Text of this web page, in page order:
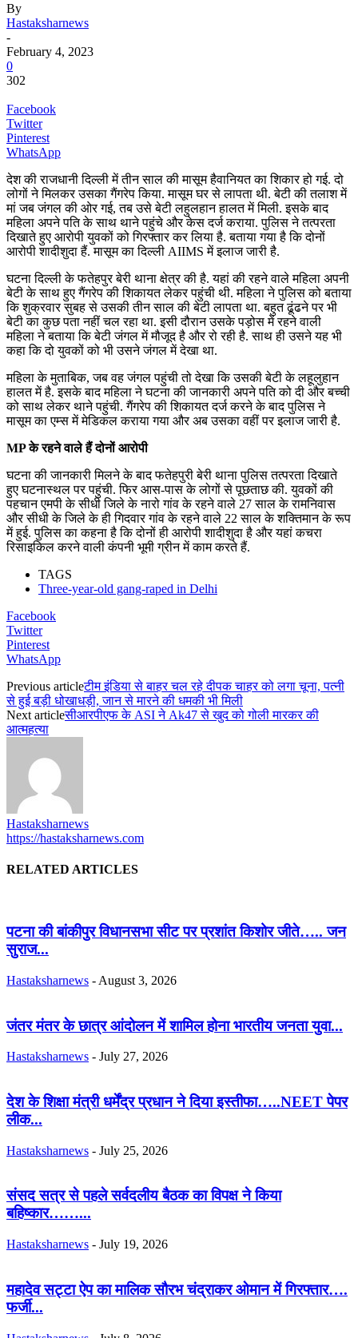
By
Hastaksharnews
-
February 4, 2023
0
302
Facebook
Twitter
Pinterest
WhatsApp
देश की राजधानी दिल्ली में तीन साल की मासूम हैवानियत का शिकार हो गई. दो
लोगों ने मिलकर उसका गैंगरेप किया. मासूम घर से लापता थी. बेटी की तलाश में
मां जब जंगल की ओर गई, तब उसे बेटी लहुलहान हालत में मिली. इसके बाद
महिला अपने पति के साथ थाने पहुंचे और केस दर्ज कराया. पुलिस ने तत्परता
दिखाते हुए आरोपी युवकों को गिरफ्तार कर लिया है. बताया गया है कि दोनों
आरोपी शादीशुदा हैं. मासूम का दिल्ली AIIMS में इलाज जारी है.
घटना दिल्ली के फतेहपुर बेरी थाना क्षेत्र की है. यहां की रहने वाले महिला अपनी
बेटी के साथ हुए गैंगरेप की शिकायत लेकर पहुंची थी. महिला ने पुलिस को बताया
कि शुक्रवार सुबह से उसकी तीन साल की बेटी लापता था. बहुत ढूंढने पर भी
बेटी का कुछ पता नहीं चल रहा था. इसी दौरान उसके पड़ोस में रहने वाली
महिला ने बताया कि बेटी जंगल में मौजूद है और रो रही है. साथ ही उसने यह भी
कहा कि दो युवकों को भी उसने जंगल में देखा था.
महिला के मुताबिक, जब वह जंगल पहुंची तो देखा कि उसकी बेटी के लहूलुहान
हालत में है. इसके बाद महिला ने घटना की जानकारी अपने पति को दी और बच्ची
को साथ लेकर थाने पहुंची. गैंगरेप की शिकायत दर्ज करने के बाद पुलिस ने
मासूम का एम्स में मेडिकल कराया गया और अब उसका वहीं पर इलाज जारी है.
MP के रहने वाले हैं दोनों आरोपी
घटना की जानकारी मिलने के बाद फतेहपुरी बेरी थाना पुलिस तत्परता दिखाते
हुए घटनास्थल पर पहुंची. फिर आस-पास के लोगों से पूछताछ की. युवकों की
पहचान एमपी के सीधी जिले के नारो गांव के रहने वाले 27 साल के रामनिवास
और सीधी के जिले के ही गिदवार गांव के रहने वाले 22 साल के शक्तिमान के रूप
में हुई. पुलिस का कहना है कि दोनों ही आरोपी शादीशुदा है और यहां कचरा
रिसाइकिल करने वाली कंपनी भूमी ग्रीन में काम करते हैं.
TAGS
Three-year-old gang-raped in Delhi
Facebook
Twitter
Pinterest
WhatsApp
Previous articleटीम इंडिया से बाहर चल रहे दीपक चाहर को लगा चूना, पत्नी
से हुई बड़ी धोखाधड़ी, जान से मारने की धमकी भी मिली
Next articleसीआरपीएफ के ASI ने Ak47 से खुद को गोली मारकर की
आत्महत्या
Hastaksharnews
https://hastaksharnews.com
RELATED ARTICLES
पटना की बांकीपुर विधानसभा सीट पर प्रशांत किशोर जीते….. जन
सुराज...
Hastaksharnews - August 3, 2026
जंतर मंतर के छात्र आंदोलन में शामिल होना भारतीय जनता युवा...
Hastaksharnews - July 27, 2026
देश के शिक्षा मंत्री धर्मेंद्र प्रधान ने दिया इस्तीफा…..NEET पेपर
लीक...
Hastaksharnews - July 25, 2026
संसद सत्र से पहले सर्वदलीय बैठक का विपक्ष ने किया
बहिष्कार……...
Hastaksharnews - July 19, 2026
महादेव सट्टा ऐप का मालिक सौरभ चंद्राकर ओमान में गिरफ्तार….
फर्जी...